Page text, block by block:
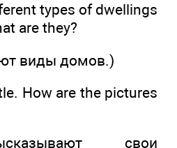
types of dwellings
are they?
виды домов.)
How are the pictures
свои